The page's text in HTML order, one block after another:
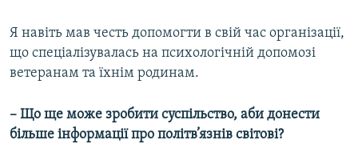
Я навіть мав честь допомогти в свій час організації,
що спеціалізувалась на психологічній допомозі
ветеранам та їхнім родинам.
– Що ще може зробити суспільство, аби донести
більше інформації про політв’язнів світові?